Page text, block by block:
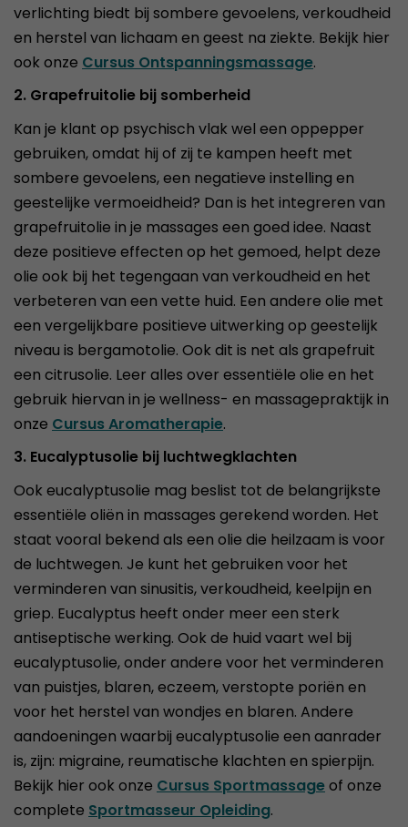
verlichting biedt bij sombere gevoelens, verkoudheid
en herstel van lichaam en geest na ziekte. Bekijk hier
ook onze Cursus Ontspanningsmassage.
2. Grapefruitolie bij somberheid
Kan je klant op psychisch vlak wel een oppepper
gebruiken, omdat hij of zij te kampen heeft met
sombere gevoelens, een negatieve instelling en
geestelijke vermoeidheid? Dan is het integreren van
grapefruitolie in je massages een goed idee. Naast
deze positieve effecten op het gemoed, helpt deze
olie ook bij het tegengaan van verkoudheid en het
verbeteren van een vette huid. Een andere olie met
een vergelijkbare positieve uitwerking op geestelijk
niveau is bergamotolie. Ook dit is net als grapefruit
een citrusolie. Leer alles over essentiële olie en het
gebruik hiervan in je wellness- en massagepraktijk in
onze Cursus Aromatherapie.
3. Eucalyptusolie bij luchtwegklachten
Ook eucalyptusolie mag beslist tot de belangrijkste
essentiële oliën in massages gerekend worden. Het
staat vooral bekend als een olie die heilzaam is voor
de luchtwegen. Je kunt het gebruiken voor het
verminderen van sinusitis, verkoudheid, keelpijn en
griep. Eucalyptus heeft onder meer een sterk
antiseptische werking. Ook de huid vaart wel bij
eucalyptusolie, onder andere voor het verminderen
van puistjes, blaren, eczeem, verstopte poriën en
voor het herstel van wondjes en blaren. Andere
aandoeningen waarbij eucalyptusolie een aanrader
is, zijn: migraine, reumatische klachten en spierpijn.
Bekijk hier ook onze Cursus Sportmassageof onze
complete Sportmasseur Opleiding.